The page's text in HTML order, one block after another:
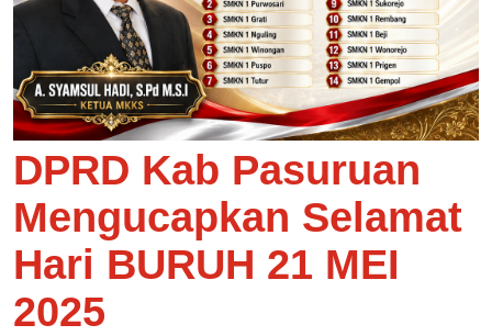
DPRD Kab Pasuruan
Mengucapkan Selamat
Hari BURUH 21 MEI
2025